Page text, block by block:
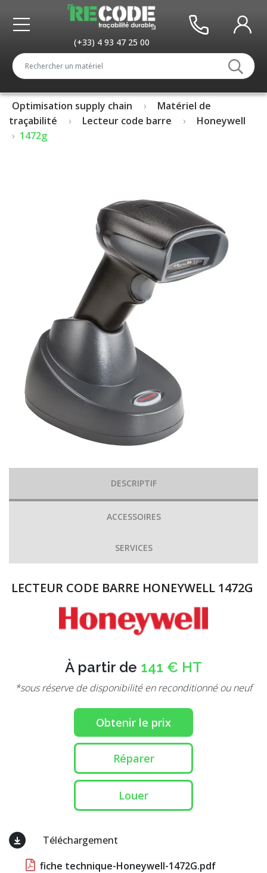
(+33) 4 93 47 25 00
Optimisation supply chain
Matériel de
traçabilité
Lecteur code barre
Honeywell
1472g
DESCRIPTIF
ACCESSOIRES
SERVICES
LECTEUR CODE BARRE HONEYWELL 1472G
À partir de 141 € HT
*sous réserve de disponibilité en reconditionné ou neuf
Obtenir le prix
Réparer
Louer
Téléchargement
fiche technique-Honeywell-1472G.pdf